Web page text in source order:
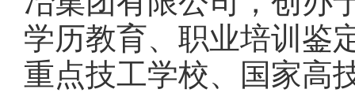
学历教育、职业培训鉴
重点技工学校、国家高